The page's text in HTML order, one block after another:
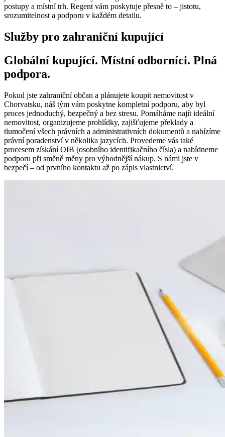
postupy a místní trh. Regent vám poskytuje přesně to – jistotu,
srozumitelnost a podporu v každém detailu.
Služby pro zahraniční kupující
Globální kupující. Místní odborníci. Plná
podpora.
Pokud jste zahraniční občan a plánujete koupit nemovitost v
Chorvatsku, náš tým vám poskytne kompletní podporu, aby byl
proces jednoduchý, bezpečný a bez stresu. Pomáháme najít ideální
nemovitost, organizujeme prohlídky, zajišťujeme překlady a
tlumočení všech právních a administrativních dokumentů a nabízíme
právní poradenství v několika jazycích. Provedeme vás také
procesem získání OIB (osobního identifikačního čísla) a nabídneme
podporu při směně měny pro výhodnější nákup. S námi jste v
bezpečí – od prvního kontaktu až po zápis vlastnictví.